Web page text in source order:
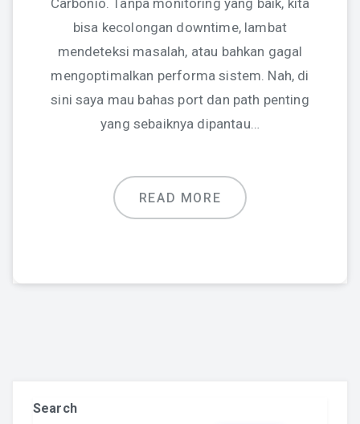
Carbonio. Tanpa monitoring yang baik, kita
bisa kecolongan downtime, lambat
mendeteksi masalah, atau bahkan gagal
mengoptimalkan performa sistem. Nah, di
sini saya mau bahas port dan path penting
yang sebaiknya dipantau…
READ MORE
Search